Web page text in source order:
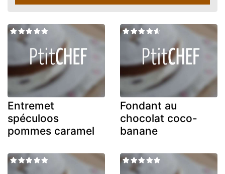
Entremet
spéculoos
pommes caramel
Fondant au
chocolat coco-
banane